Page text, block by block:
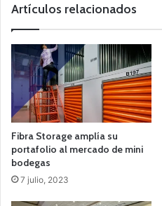
Artículos relacionados
Fibra Storage amplía su
portafolio al mercado de mini
bodegas
7 julio, 2023